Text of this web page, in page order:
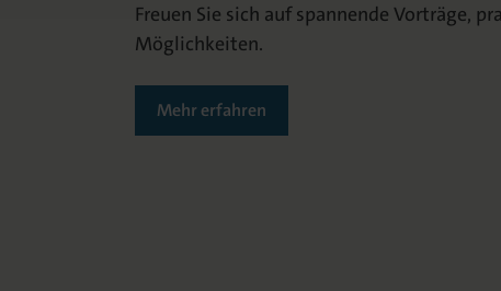
Freuen Sie sich auf spannende Vorträge,
Möglichkeiten.
Mehr erfahren